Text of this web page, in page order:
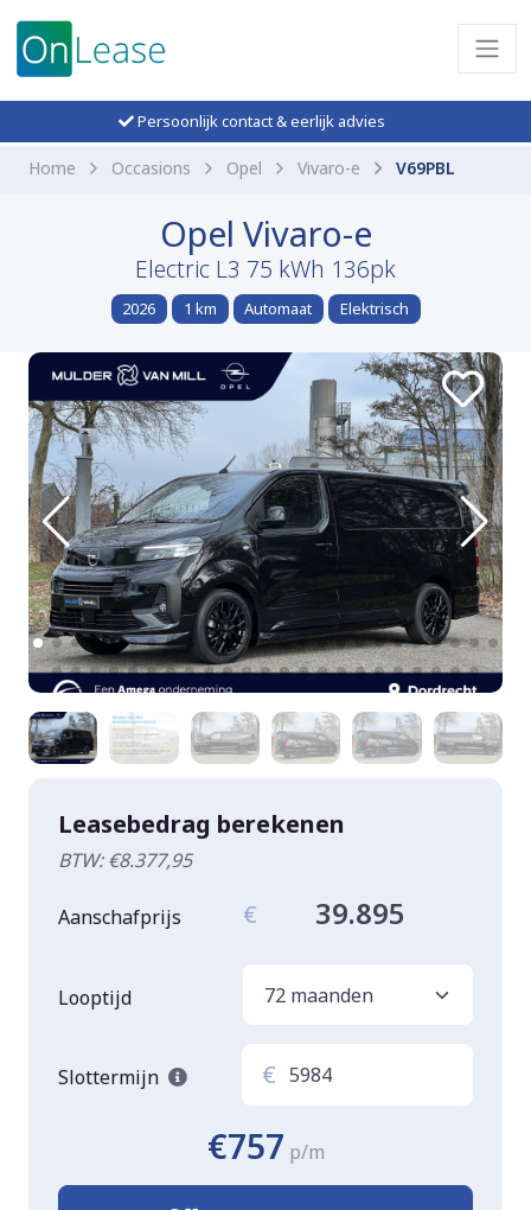
Persoonlijk contact & eerlijk advies
Home Occasions Opel Vivaro-e V69PBL
Opel Vivaro-e
Electric L3 75 kWh 136pk
2026 1 km Automaat Elektrisch
Leasebedrag berekenen
BTW: €8.377,95
Aanschafprijs € 39.895
Looptijd
Slottermijn €
€757 p/m